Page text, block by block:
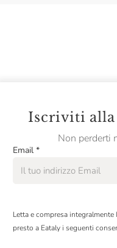
Iscriviti alla
Non perderti
Email *
Letta e compresa integralmente
presto a Eataly i seguenti